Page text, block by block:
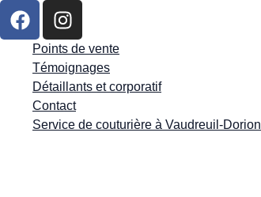
Points de vente
Témoignages
Détaillants et corporatif
Contact
Service de couturière à Vaudreuil-Dorion